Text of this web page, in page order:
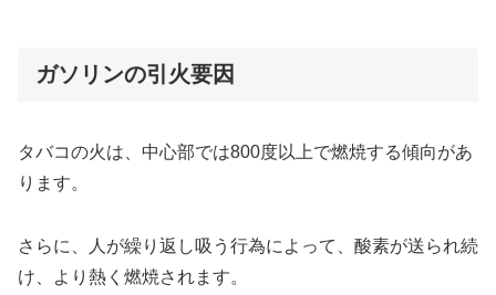
ガソリンの引火要因
タバコの火は、中心部では800度以上で燃焼する傾向があ
ります。
さらに、人が繰り返し吸う行為によって、酸素が送られ続
け、より熱く燃焼されます。